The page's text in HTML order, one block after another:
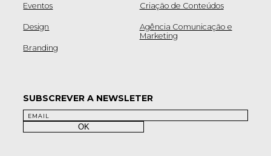
Eventos
Design
Branding
Criação de Conteúdos
Agência Comunicação e
Marketing
SUBSCREVER A NEWSLETER